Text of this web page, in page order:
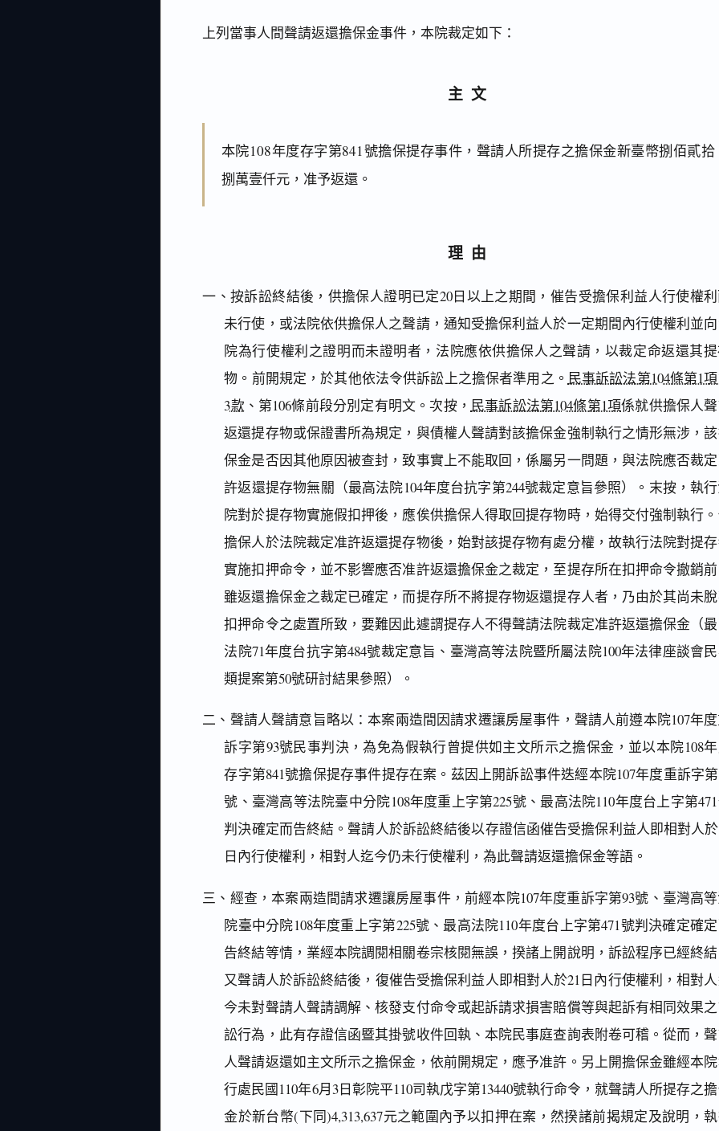
上列當事人間聲請返還擔保金事件，本院裁定如下：
主文
本院108年度存字第841號擔保提存事件，聲請人所提存之擔保金新臺幣捌佰貳拾
捌萬壹仟元，准予返還。
理由
一、按訴訟終結後，供擔保人證明已定20日以上之期間，催告受擔保利益人行使權
未行使，或法院依供擔保人之聲請，通知受擔保利益人於一定期間內行使權利並
院為行使權利之證明而未證明者，法院應依供擔保人之聲請，以裁定命返還其
物。前開規定，於其他依法令供訴訟上之擔保者準用之。 民事訴訟法第104條第1
3款 、第106條前段分別定有明文。次按， 民事訴訟法第104條第1項係就供擔保人
返還提存物或保證書所為規定，與債權人聲請對該擔保金強制執行之情形無涉，
保金是否因其他原因被查封，致事實上不能取回，係屬另一問題，與法院應否裁
許返還提存物無關（最高法院104年度台抗字第244號裁定意旨參照）。末按，執
院對於提存物實施假扣押後，應俟供擔保人得取回提存物時，始得交付強制執行
擔保人於法院裁定准許返還提存物後，始對該提存物有處分權，故執行法院對提
實施扣押命令，並不影響應否准許返還擔保金之裁定，至提存所在扣押命令撤銷
雖返還擔保金之裁定已確定，而提存所不將提存物返還提存人者，乃由於其尚未
扣押命令之處置所致，要難因此遽謂提存人不得聲請法院裁定准許返還擔保金（
法院71年度台抗字第484號裁定意旨、臺灣高等法院暨所屬法院100年法律座談會
類提案第50號研討結果參照）。
二、聲請人聲請意旨略以：本案兩造間因請求遷讓房屋事件，聲請人前遵本院107年
訴字第93號民事判決，為免為假執行曾提供如主文所示之擔保金，並以本院108
存字第841號擔保提存事件提存在案。茲因上開訴訟事件迭經本院107年度重訴字
號、臺灣高等法院臺中分院108年度重上字第225號、最高法院110年度台上字第
判決確定而告終結。聲請人於訴訟終結後以存證信函催告受擔保利益人即相對人
日內行使權利，相對人迄今仍未行使權利，為此聲請返還擔保金等語。
三、經查，本案兩造間請求遷讓房屋事件，前經本院107年度重訴字第93號、臺灣高
院臺中分院108年度重上字第225號、最高法院110年度台上字第471號判決確定確
告終結等情，業經本院調閱相關卷宗核閱無誤，揆諸上開說明，訴訟程序已經終
又聲請人於訴訟終結後，復催告受擔保利益人即相對人於21日內行使權利，相對
今未對聲請人聲請調解、核發支付命令或起訴請求損害賠償等與起訴有相同效果
訟行為，此有存證信函暨其掛號收件回執、本院民事庭查詢表附卷可稽。從而，
人聲請返還如主文所示之擔保金，依前開規定，應予准許。另上開擔保金雖經本
行處民國110年6月3日彰院平110司執戊字第13440號執行命令，就聲請人所提存之
金於新台幣(下同)4,313,637元之範圍內予以扣押在案，然揆諸前揭規定及說明，